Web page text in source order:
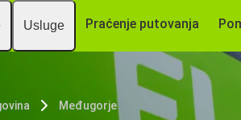
Usluge Praćenje putovanja
Međugorje